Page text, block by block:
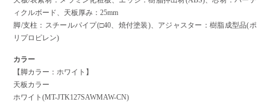
ィクルボード、天板厚み：25mm
脚/支柱：スチールパイプ(□40、焼付塗装)、アジャスター：樹脂成型品(ポ
リプロピレン)
カラー
【脚カラー：ホワイト】
天板カラー
ホワイト(MT-JTK127SAWMAW-CN)